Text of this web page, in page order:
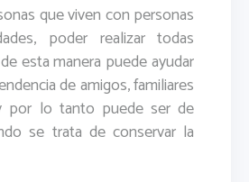
que viven con personas
poder realizar todas
esta manera puede ayudar
de amigos, familiares
por lo tanto puede ser de
se trata de conservar la